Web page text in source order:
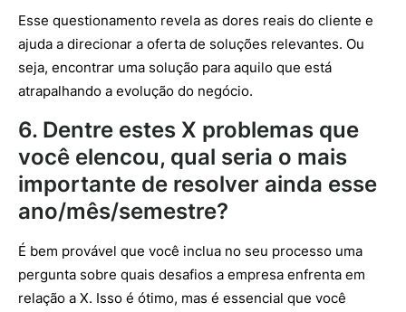
Esse questionamento revela as dores reais do cliente e
ajuda a direcionar a oferta de soluções relevantes. Ou
seja, encontrar uma solução para aquilo que está
atrapalhando a evolução do negócio.
6. Dentre estes X problemas que
você elencou, qual seria o mais
importante de resolver ainda esse
ano/mês/semestre?
É bem provável que você inclua no seu processo uma
pergunta sobre quais desafios a empresa enfrenta em
relação a X. Isso é ótimo, mas é essencial que você